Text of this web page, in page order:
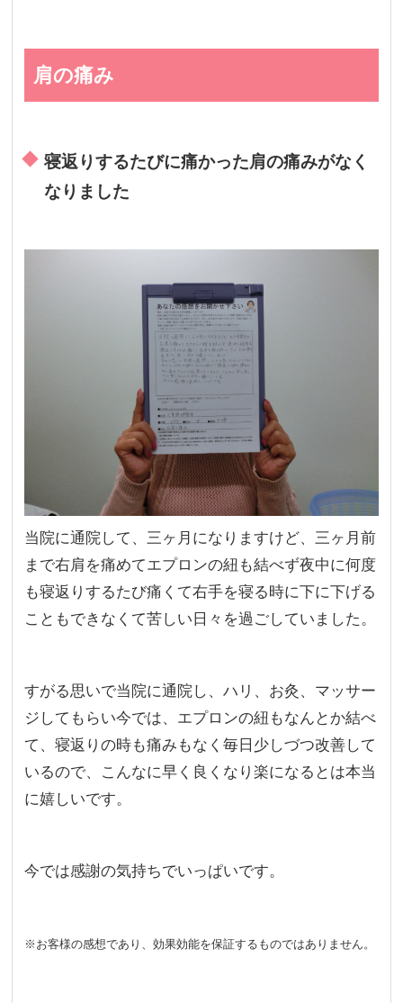
肩の痛み
寝返りするたびに痛かった肩の痛みがなく
なりました
当院に通院して、三ヶ月になりますけど、三ヶ月前
まで右肩を痛めてエプロンの紐も結べず夜中に何度
も寝返りするたび痛くて右手を寝る時に下に下げる
こともできなくて苦しい日々を過ごしていました。
すがる思いで当院に通院し、ハリ、お灸、マッサー
ジしてもらい今では、エプロンの紐もなんとか結べ
て、寝返りの時も痛みもなく毎日少しづつ改善して
いるので、こんなに早く良くなり楽になるとは本当
に嬉しいです。
今では感謝の気持ちでいっぱいです。
※お客様の感想であり、効果効能を保証するものではありません。